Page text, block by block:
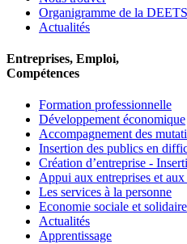
Organigramme de la DEETS
Actualités
Entreprises, Emploi,
Compétences
Formation professionnelle
Développement économique
Accompagnement des
Insertion des publics en
Création d’entreprise -
Appui aux entreprises et
Les services à la personne
Economie sociale et solidaire
Actualités
Apprentissage